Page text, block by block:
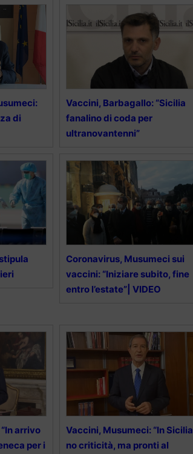
di
Vaccini, Barbagallo: “Sicilia
fanalino di coda per
ultranovantenni”
Coronavirus, Musumeci sui
vaccini: “Iniziare subito, fine
entro l’estate”| VIDEO
arrivo
per i
Vaccini, Musumeci: “In Sicilia
no criticità, ma pronti al